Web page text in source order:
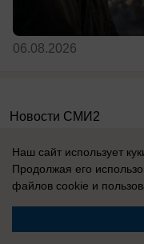
06.08.2026
Новости СМИ2
Реклама на
Наш сайт использует
Продолжая его
файлов cookie и